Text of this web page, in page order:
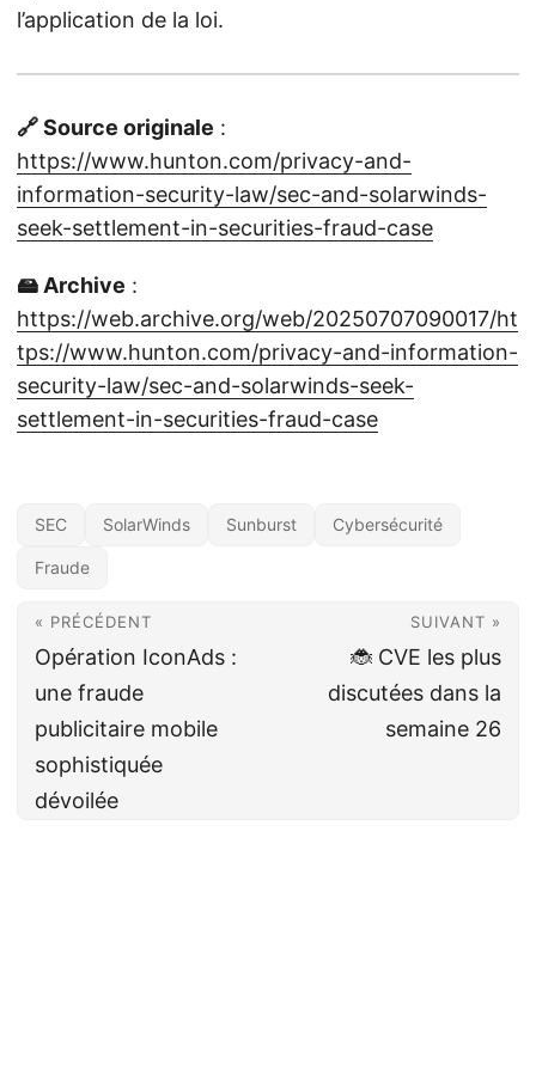
l’application de la loi.
🔗 Source originale :
https://www.hunton.com/privacy-and-
information-security-law/sec-and-solarwinds-
seek-settlement-in-securities-fraud-case
🖴 Archive :
https://web.archive.org/web/20250707090017/ht
tps://www.hunton.com/privacy-and-information-
security-law/sec-and-solarwinds-seek-
settlement-in-securities-fraud-case
SEC SolarWinds Sunburst Cybersécurité
Fraude
« PRÉCÉDENT
Opération IconAds :
une fraude
publicitaire mobile
sophistiquée
dévoilée
SUIVANT »
🐞 CVE les plus
discutées dans la
semaine 26